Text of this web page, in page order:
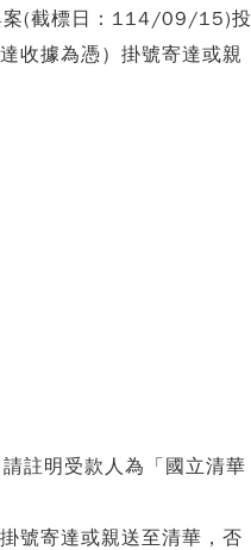
案(截標日：114/09/15)投
收據為憑）掛號寄達或親
註明受款人為「國立清華
號寄達或親送至清華，否